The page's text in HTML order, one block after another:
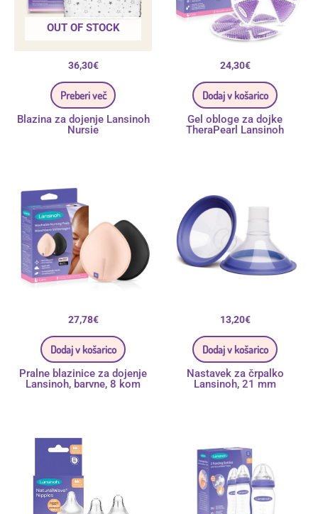
OUT OF STOCK
36,30€
Preberi več
Blazina za dojenje Lansinoh
Nursie
24,30€
Dodaj v košarico
Gel obloge za dojke
TheraPearl Lansinoh
27,78€
Dodaj v košarico
Pralne blazinice za dojenje
Lansinoh, barvne, 8 kom
13,20€
Dodaj v košarico
Nastavek za črpalko
Lansinoh, 21 mm